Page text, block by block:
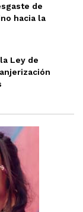
de
hacia la
Ley de